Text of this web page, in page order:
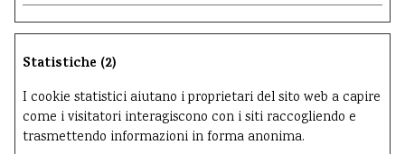
Statistiche (2)
I cookie statistici aiutano i proprietari del sito web a capire
come i visitatori interagiscono con i siti raccogliendo e
trasmettendo informazioni in forma anonima.